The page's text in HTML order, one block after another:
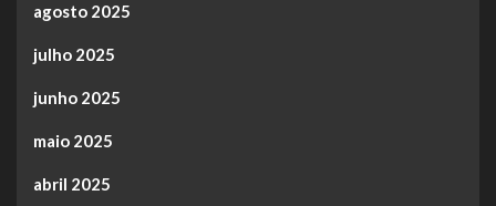
agosto 2025
julho 2025
junho 2025
maio 2025
abril 2025